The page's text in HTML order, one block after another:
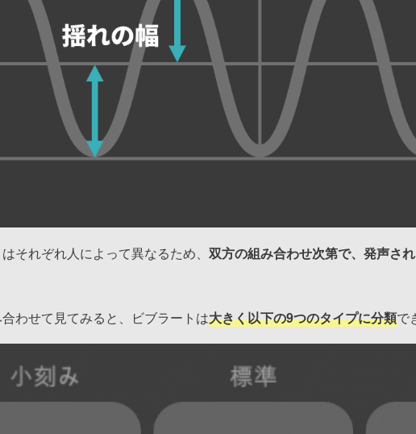
それぞれ人によって異なるため、 双方の組み合わせ次第で、発声さ
合わせて見てみると、ビブラートは大きく以下の9つのタイプに分類で